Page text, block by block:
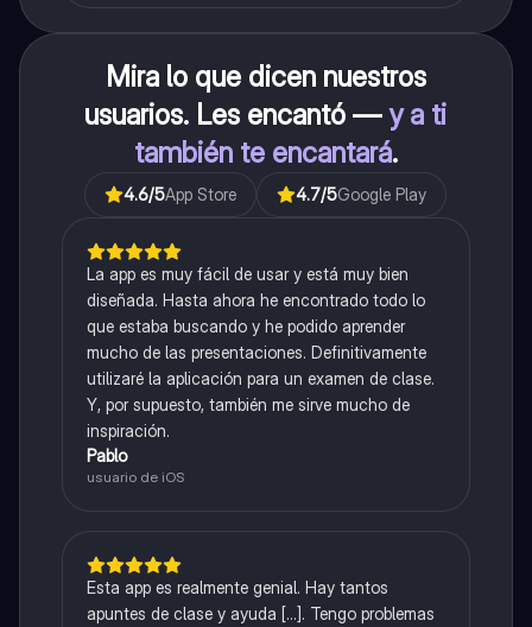
Mira lo que dicen nuestros
usuarios. Les encantó —y a ti
también te encantará.
4.6/5App Store 4.7/5Google Play
La app es muy fácil de usar y está muy bien
diseñada. Hasta ahora he encontrado todo lo
que estaba buscando y he podido aprender
mucho de las presentaciones. Definitivamente
utilizaré la aplicación para un examen de clase.
Y, por supuesto, también me sirve mucho de
inspiración.
Pablo
usuario de iOS
Esta app es realmente genial. Hay tantos
apuntes de clase y ayuda [...]. Tengo problemas